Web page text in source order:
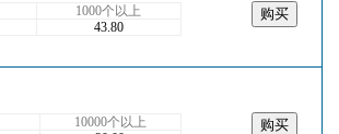
1000个以上
43.80
10000个以上